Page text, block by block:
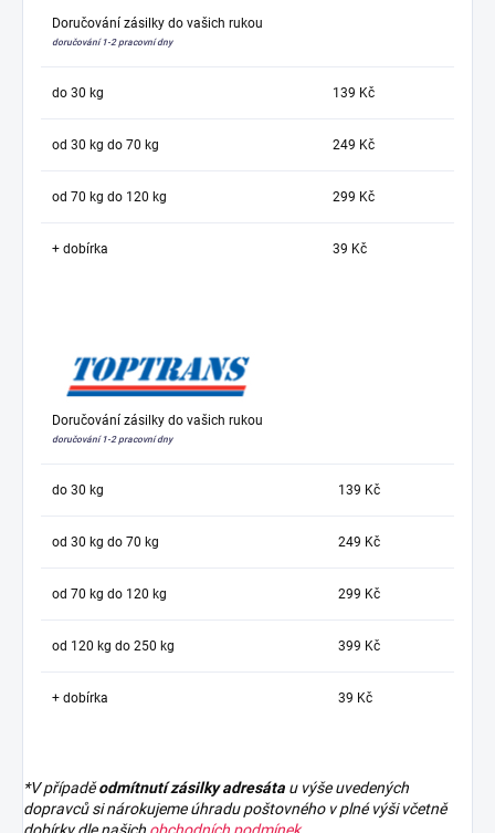
Doručování zásilky do vašich rukou
doručování 1-2 pracovní dny
do 30 kg 139 Kč
od 30 kg do 70 kg 249 Kč
od 70 kg do 120 kg 299 Kč
+ dobírka 39 Kč
Doručování zásilky do vašich rukou
doručování 1-2 pracovní dny
do 30 kg 139 Kč
od 30 kg do 70 kg 249 Kč
od 70 kg do 120 kg 299 Kč
od 120 kg do 250 kg 399 Kč
+ dobírka 39 Kč
*V případěodmítnutí zásilky adresáta u výše uvedených
dopravců si nárokujeme úhradu poštovného v plné výši včetně
dobírky dle našich obchodních podmínek.